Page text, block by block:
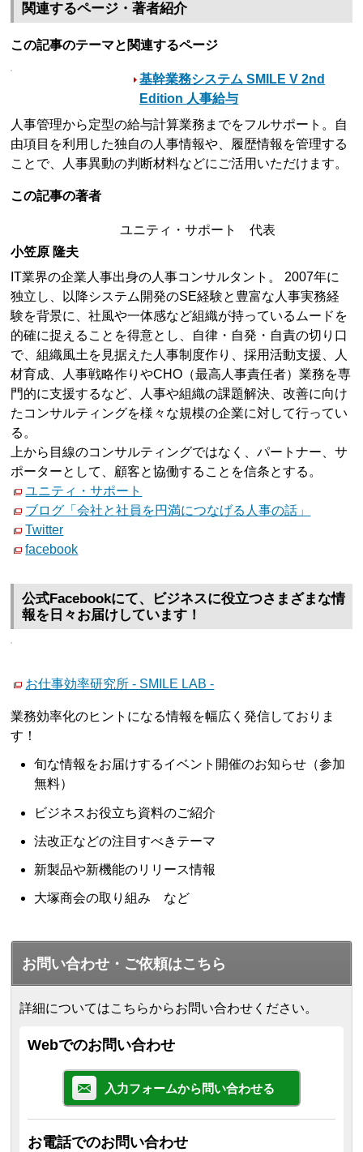
関連するページ・著者紹介
この記事のテーマと関連するページ
基幹業務システム SMILE V 2nd
Edition 人事給与
人事管理から定型の給与計算業務までをフルサポート。自
由項目を利用した独自の人事情報や、履歴情報を管理する
ことで、人事異動の判断材料などにご活用いただけます。
この記事の著者
ユニティ・サポート 代表
小笠原 隆夫
IT業界の企業人事出身の人事コンサルタント。 2007年に
独立し、以降システム開発のSE経験と豊富な人事実務経
験を背景に、社風や一体感など組織が持っているムードを
的確に捉えることを得意とし、自律・自発・自責の切り口
で、組織風土を見据えた人事制度作り、採用活動支援、人
材育成、人事戦略作りやCHO（最高人事責任者）業務を専
門的に支援するなど、人事や組織の課題解決、改善に向け
たコンサルティングを様々な規模の企業に対して行ってい
る。
上から目線のコンサルティングではなく、パートナー、サ
ポーターとして、顧客と協働することを信条とする。
ユニティ・サポート
ブログ「会社と社員を円満につなげる人事の話」
Twitter
facebook
公式Facebookにて、ビジネスに役立つさまざまな情
報を日々お届けしています！
お仕事効率研究所 - SMILE LAB -
業務効率化のヒントになる情報を幅広く発信しておりま
す！
旬な情報をお届けするイベント開催のお知らせ（参加
無料）
ビジネスお役立ち資料のご紹介
法改正などの注目すべきテーマ
新製品や新機能のリリース情報
大塚商会の取り組み など
お問い合わせ・ご依頼はこちら
詳細についてはこちらからお問い合わせください。
Webでのお問い合わせ
入力フォームから問い合わせる
お電話でのお問い合わせ